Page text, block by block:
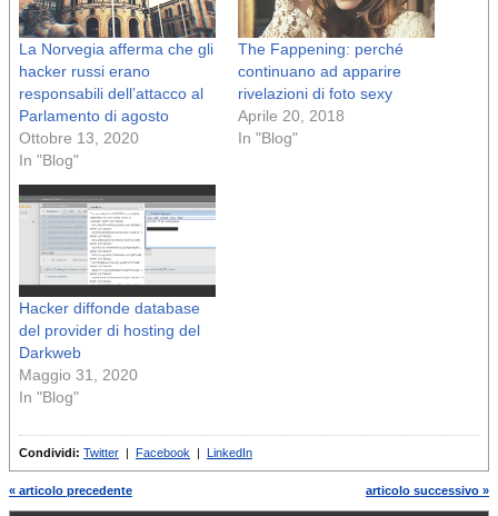
La Norvegia afferma che gli
hacker russi erano
responsabili dell’attacco al
Parlamento di agosto
Ottobre 13, 2020
In "Blog"
The Fappening: perché
continuano ad apparire
rivelazioni di foto sexy
Aprile 20, 2018
In "Blog"
Hacker diffonde database
del provider di hosting del
Darkweb
Maggio 31, 2020
In "Blog"
Condividi: Twitter Facebook LinkedIn
« articolo precedente articolo successivo »